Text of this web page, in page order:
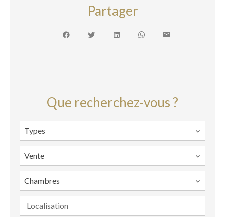
Partager
Que recherchez-vous ?
Types
Vente
Chambres
Localisation